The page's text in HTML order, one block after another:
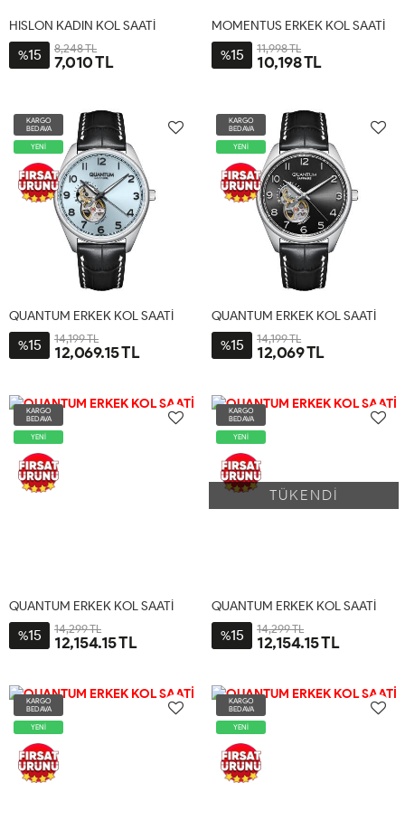
HISLON KADIN KOL SAATİ
%15 8,248 TL
7,010 TL
MOMENTUS ERKEK KOL SAATİ
%15 11,998 TL
10,198 TL
KARGO
BEDAVA
YENİ
QUANTUM ERKEK KOL SAATİ
%15 14,199 TL
12,069.15 TL
KARGO
BEDAVA
YENİ
QUANTUM ERKEK KOL SAATİ
%15 14,199 TL
12,069 TL
KARGO
BEDAVA
YENİ
QUANTUM ERKEK KOL SAATİ
%15 14,299 TL
12,154.15 TL
KARGO
BEDAVA
YENİ
TÜKENDİ
QUANTUM ERKEK KOL SAATİ
%15 14,299 TL
12,154.15 TL
KARGO
BEDAVA
YENİ
KARGO
BEDAVA
YENİ